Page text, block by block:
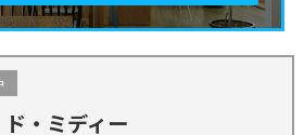
・ミディー